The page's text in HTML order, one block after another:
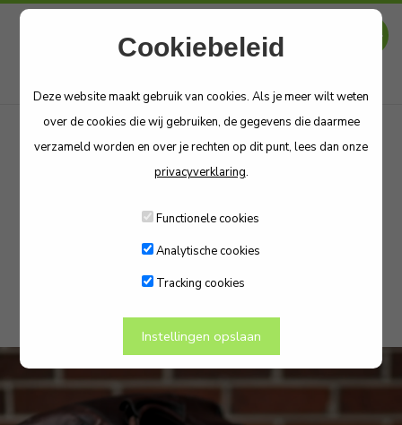
Cookiebeleid
Deze website maakt gebruik van cookies. Als je meer wilt weten
over de cookies die wij gebruiken, de gegevens die daarmee
verzameld worden en over je rechten op dit punt, lees dan onze
privacyverklaring.
Functionele cookies
Analytische cookies
Tracking cookies
Instellingen opslaan